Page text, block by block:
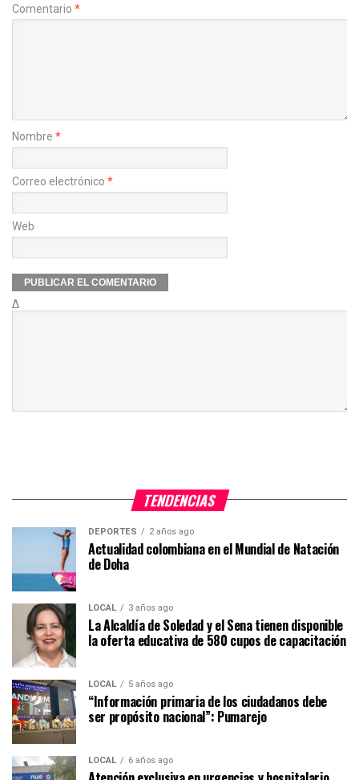
Comentario *
Nombre *
Correo electrónico *
Web
Δ
TENDENCIAS
DEPORTES 2 años ago
Actualidad colombiana en el Mundial de Natación
de Doha
LOCAL 3 años ago
La Alcaldía de Soledad y el Sena tienen disponible
la oferta educativa de 580 cupos de capacitación
LOCAL 5 años ago
“Información primaria de los ciudadanos debe
ser propósito nacional”: Pumarejo
LOCAL 6 años ago